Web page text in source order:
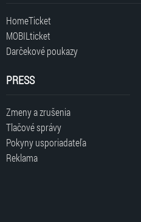
HomeTicket
MOBILticket
Darčekové poukazy
PRESS
Zmeny a zrušenia
Tlačové správy
Pokyny usporiadateľa
Reklama